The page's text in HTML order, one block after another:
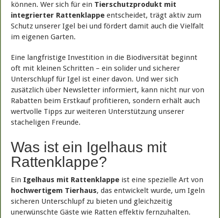
können. Wer sich für ein Tierschutzprodukt mit
integrierter Rattenklappe entscheidet, trägt aktiv zum
Schutz unserer Igel bei und fördert damit auch die Vielfalt
im eigenen Garten.
Eine langfristige Investition in die Biodiversität beginnt
oft mit kleinen Schritten – ein solider und sicherer
Unterschlupf für Igel ist einer davon. Und wer sich
zusätzlich über Newsletter informiert, kann nicht nur von
Rabatten beim Erstkauf profitieren, sondern erhält auch
wertvolle Tipps zur weiteren Unterstützung unserer
stacheligen Freunde.
Was ist ein Igelhaus mit
Rattenklappe?
Ein Igelhaus mit Rattenklappe ist eine spezielle Art von
hochwertigem Tierhaus, das entwickelt wurde, um Igeln
sicheren Unterschlupf zu bieten und gleichzeitig
unerwünschte Gäste wie Ratten effektiv fernzuhalten.